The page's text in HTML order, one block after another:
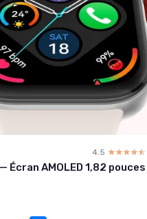
4.5 ☆☆☆☆☆
★★★★★
Écran AMOLED 1,82 pouces